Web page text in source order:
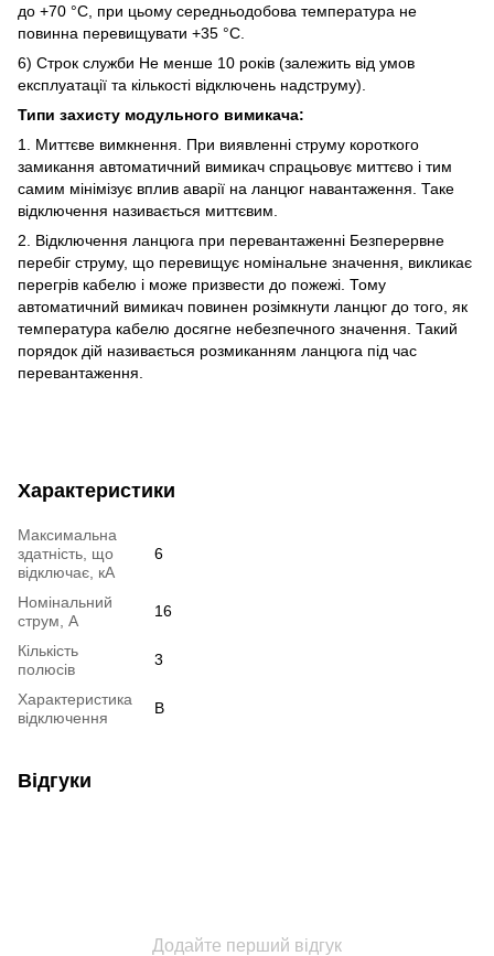
до +70 °C, при цьому середньодобова температура не
повинна перевищувати +35 °C.
6) Строк служби Не менше 10 років (залежить від умов
експлуатації та кількості відключень надструму).
Типи захисту модульного вимикача:
1. Миттєве вимкнення. При виявленні струму короткого
замикання автоматичний вимикач спрацьовує миттєво і тим
самим мінімізує вплив аварії на ланцюг навантаження. Таке
відключення називається миттєвим.
2. Відключення ланцюга при перевантаженні Безперервне
перебіг струму, що перевищує номінальне значення, викликає
перегрів кабелю і може призвести до пожежі. Тому
автоматичний вимикач повинен розімкнути ланцюг до того, як
температура кабелю досягне небезпечного значення. Такий
порядок дій називається розмиканням ланцюга під час
перевантаження.
Характеристики
Максимальна
здатність, що
відключає, кА
6
Номінальний
струм, А
16
Кількість
полюсів
3
Характеристика
відключення
B
Відгуки
Додайте перший відгук